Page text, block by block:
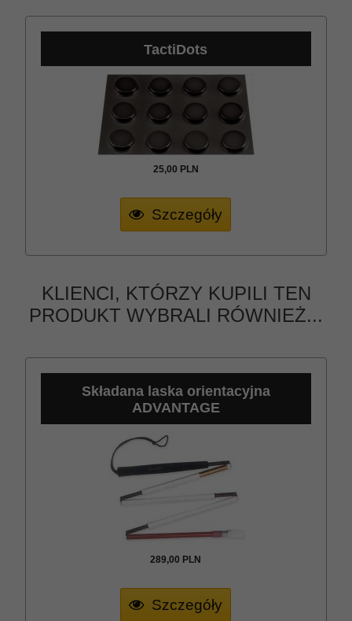
TactiDots
25,00 PLN
Szczegóły
KLIENCI, KTÓRZY KUPILI TEN
PRODUKT WYBRALI RÓWNIEŻ...
Składana laska orientacyjna
ADVANTAGE
289,00 PLN
Szczegóły